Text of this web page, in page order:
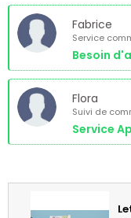
Fabrice
Service
Besoin
Flora
Suivi de
Service